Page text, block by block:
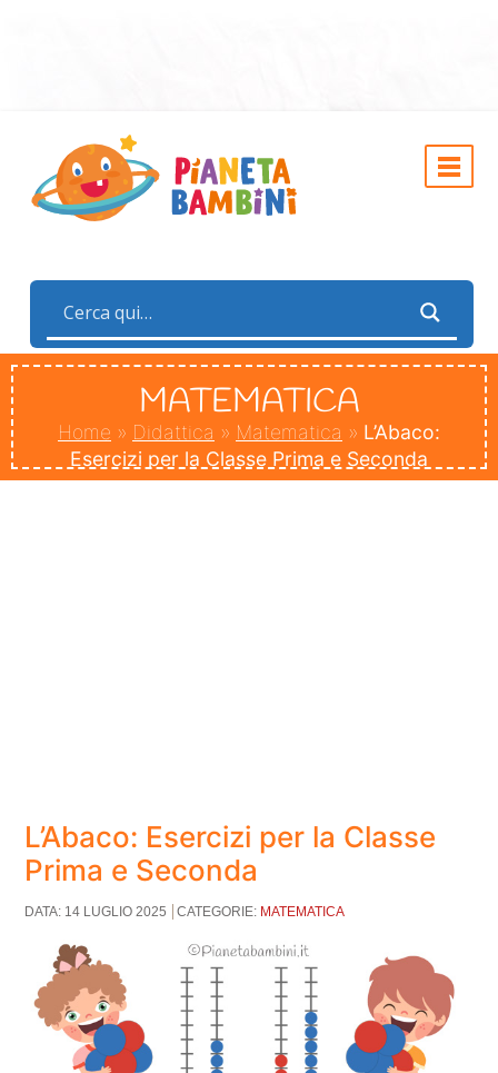
MATEMATICA
Home » Didattica » Matematica » L’Abaco:
Esercizi per la Classe Prima e Seconda
L’Abaco: Esercizi per la Classe
Prima e Seconda
DATA: 14 LUGLIO 2025 CATEGORIE: MATEMATICA